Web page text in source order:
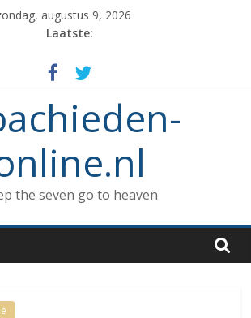
augustus 9, 2026
Laatste:
aan Noach werd gegeven en het verbod op
Sabbat rust.
dieren in de ark
lezen tijdens Tishe B’Av?
the seven go to heaven